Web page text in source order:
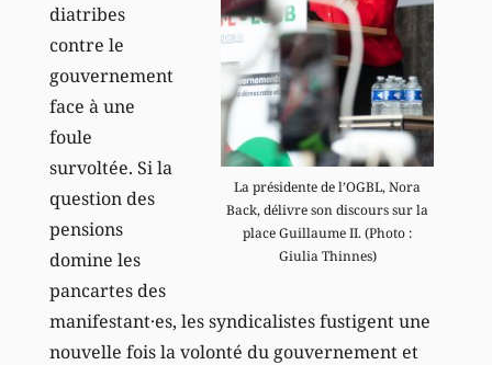
La présidente de l’OGBL, Nora
Back, délivre son discours sur la
place Guillaume II. (Photo :
Giulia Thinnes)
diatribes
contre le
gouvernement
face à une
foule
survoltée. Si la
question des
pensions
domine les
pancartes des
manifestant·es, les syndicalistes fustigent une
nouvelle fois la volonté du gouvernement et